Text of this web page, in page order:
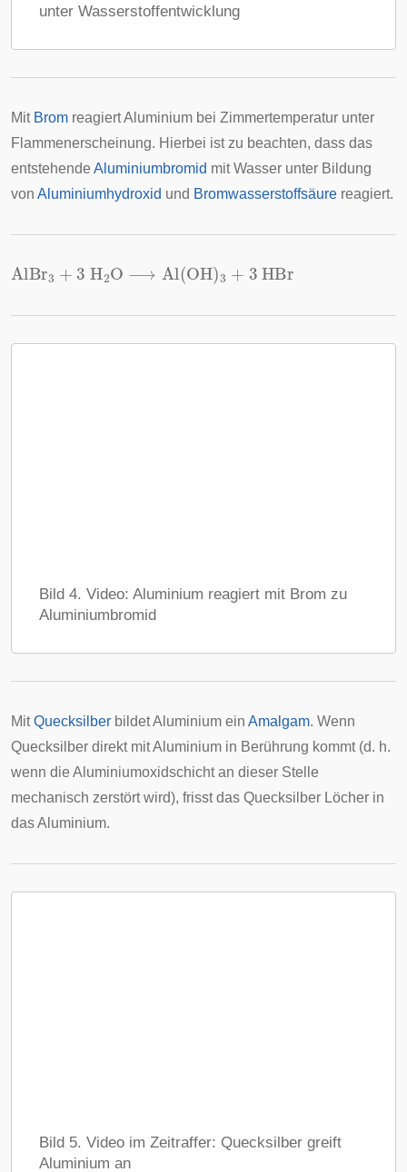
unter Wasserstoffentwicklung
Mit Brom reagiert Aluminium bei Zimmertemperatur unter
Flammenerscheinung. Hierbei ist zu beachten, dass das
entstehende Aluminiumbromid mit Wasser unter Bildung
von Aluminiumhydroxid und Bromwasserstoffsäure reagiert.
AlBr H2O⟶ OH)3+3 HBr
Bild 4. Video: Aluminium reagiert mit Brom zu
Aluminiumbromid
MitQuecksilber bildet Aluminium ein Amalgam. Wenn
Quecksilber direkt mit Aluminium in Berührung kommt (d. h.
wenn die Aluminiumoxidschicht an dieser Stelle
mechanisch zerstört wird), frisst das Quecksilber Löcher in
das Aluminium.
Bild 5. Video im Zeitraffer: Quecksilber greift
Aluminium an